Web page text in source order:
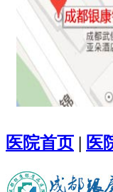
医院首页 | 医